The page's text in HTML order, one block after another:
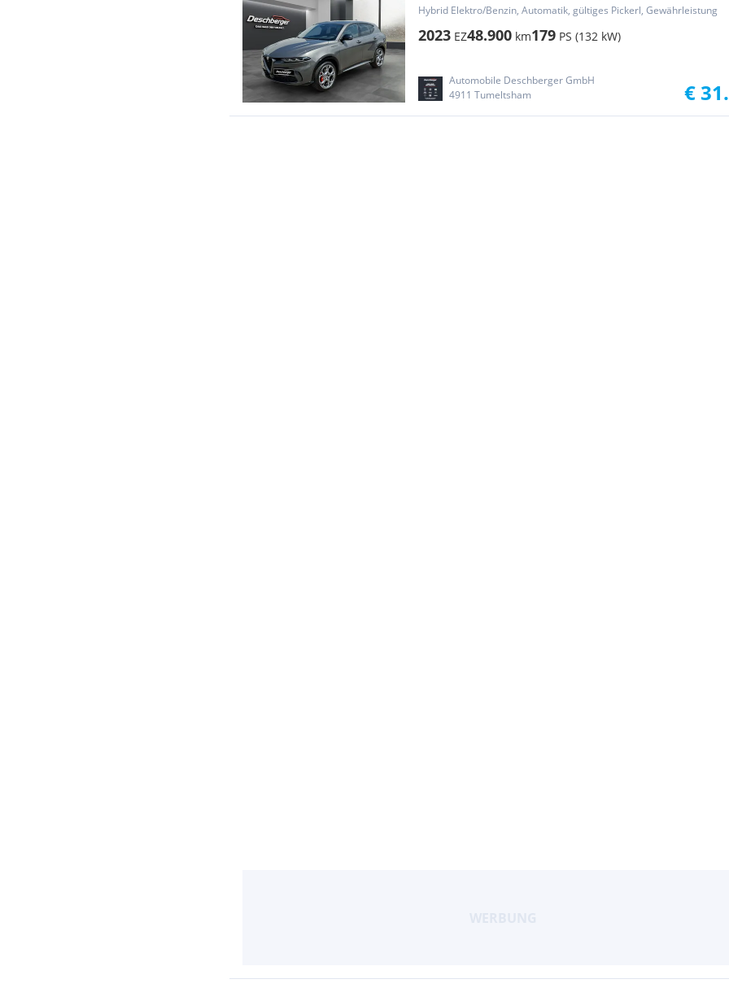
VGT e-AWD ...
Hybrid Elektro/Benzin, Automatik, gültiges Pickerl, Gewährleistung
2023 EZ48.900 km179 PS (132 kW)
Automobile Deschberger GmbH
4911 Tumeltsham
€